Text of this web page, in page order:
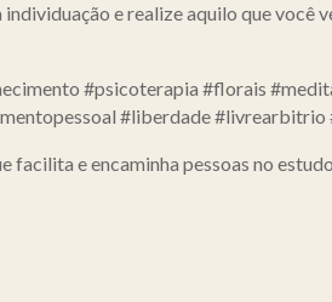
e realize aquilo que você
#psicoterapia #florais
#liberdade #livrearbitrio
e encaminha pessoas no